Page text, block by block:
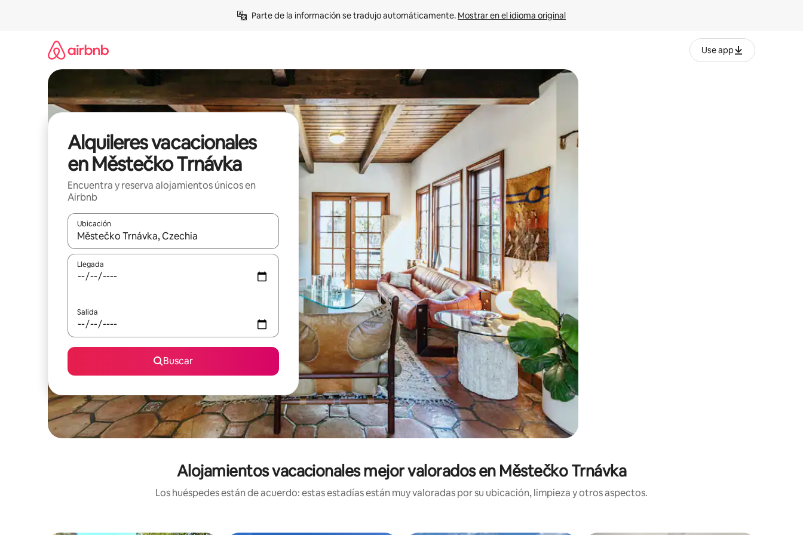
Parte de la información se tradujo automáticamente. Mostrar en el idioma original
Use app
Alquileres vacacionales
en Městečko Trnávka
Encuentra y reserva alojamientos únicos en
Airbnb
Ubicación
Cuando los resultados estén disponibles, navega con las teclas de flecha hacia arriba y hacia abajo o explora con el tacto o desliza el dedo.
Llegada
Salida
Buscar
Alojamientos vacacionales mejor valorados en Městečko Trnávka
Los huéspedes están de acuerdo: estas estadías están muy valoradas por su ubicación, limpieza y otros aspectos.